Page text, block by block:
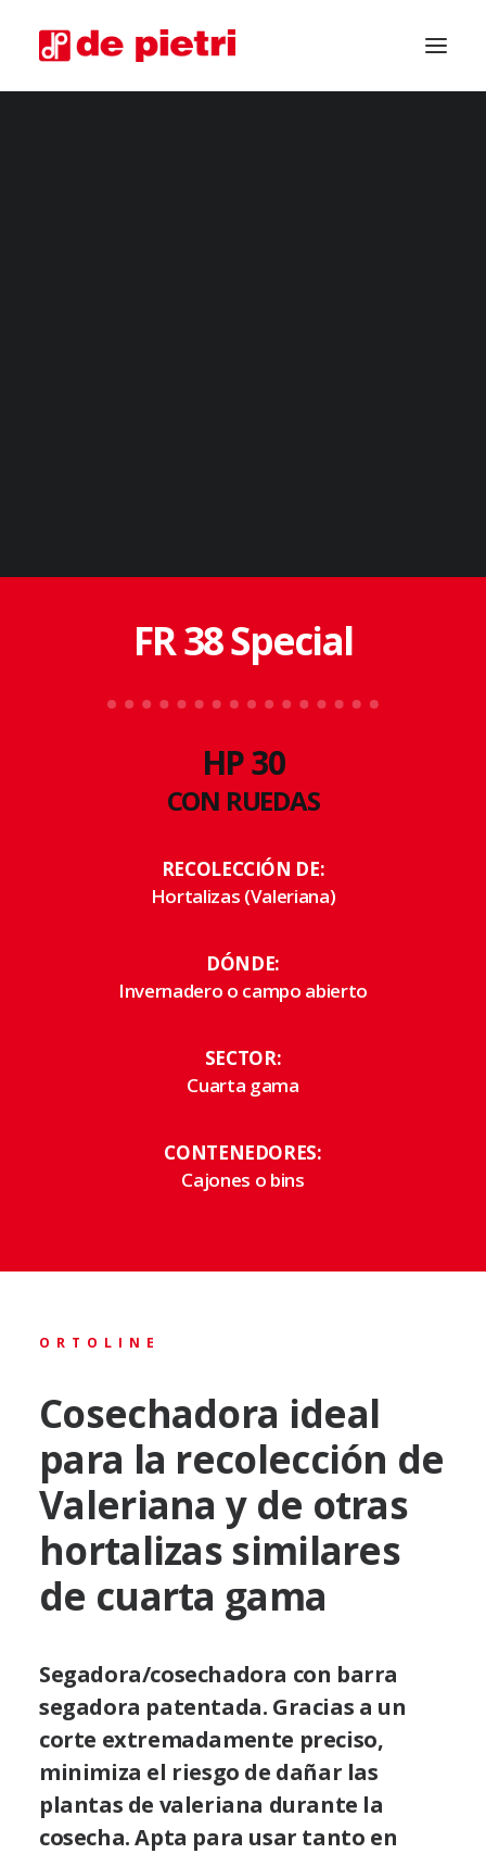
FR 38 Special
HP 30
CON RUEDAS
RECOLECCIÓN DE:
Hortalizas (Valeriana)
DÓNDE:
Invernadero o campo abierto
SECTOR:
Cuarta gama
CONTENEDORES:
Cajones o bins
ORTOLINE
Cosechadora ideal
para la recolección de
Valeriana y de otras
hortalizas similares
de cuarta gama
Segadora/cosechadora con barra
segadora patentada. Gracias a un
corte extremadamente preciso,
minimiza el riesgo de dañar las
plantas de valeriana durante la
cosecha. Apta para usar tanto en